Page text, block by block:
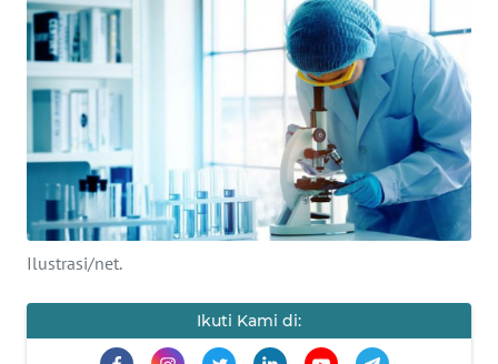
Ilustrasi/net.
Ikuti Kami di:
EKUIN
SAINS-TEKNO
KESEHATAN
INTERNASIONAL
SERBA-SERBI
PENDIDIKAN